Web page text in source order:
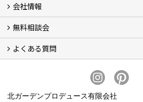
展示場&デザインルーム
会社情報
会社概要
スタッフ紹介 (11)
ブログ
コラム
アクセス
求人募集
無料相談会
無料相談会
よくある質問
アフターサービス・アフターメンテナ
北ガーデンプロデュース有限会社